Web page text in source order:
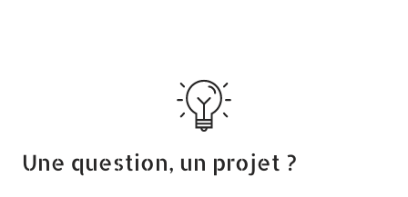
Une question, un projet ?